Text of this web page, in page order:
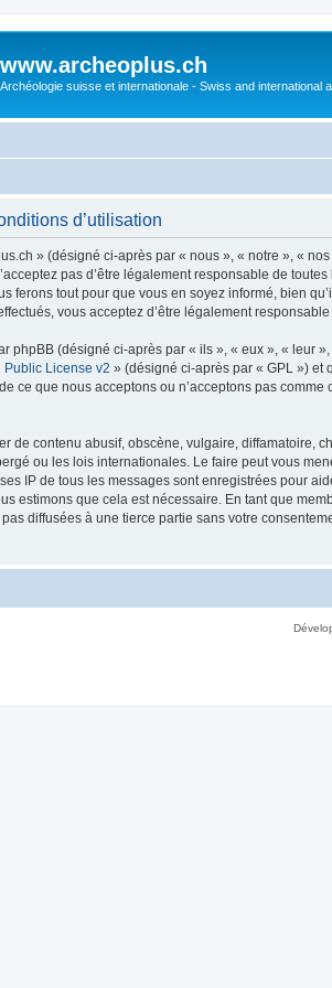
www.archeoplus.ch
Archéologie suisse et internationale - Swiss and international
d’utilisation
» (désigné ci-après par « nous », « notre », «
pas d’être légalement responsable de
ferons tout pour que vous en soyez informé, bien
vous acceptez d’être légalement
phpBB (désigné ci-après par « ils », « eux », « leur
Public License v2 » (désigné ci-après par « GPL ») et
ce que nous acceptons ou n’acceptons pas
de contenu abusif, obscène, vulgaire, diffamatoire,
ou les lois internationales. Le faire peut vous
IP de tous les messages sont enregistrées pour
estimons que cela est nécessaire. En tant que
diffusées à une tierce partie sans votre